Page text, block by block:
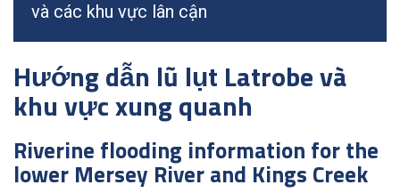
và các khu vực lân cận
Hướng dẫn lũ lụt Latrobe và
khu vực xung quanh
Riverine flooding information for the
lower Mersey River and Kings Creek